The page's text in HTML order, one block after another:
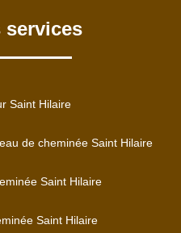
services
Saint Hilaire
de cheminée Saint Hilaire
Saint Hilaire
Saint Hilaire